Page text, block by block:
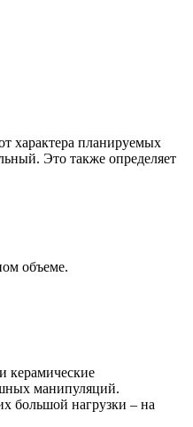
характера планируемых
Это также определяет
объеме.
керамические
манипуляций.
большой нагрузки – на